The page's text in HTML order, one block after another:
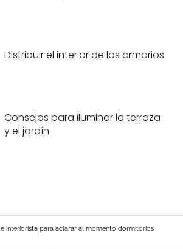
Distribuir el interior de los armarios
Consejos para iluminar la terraza
y el jardín
interiorista para aclarar al momento dormitorios